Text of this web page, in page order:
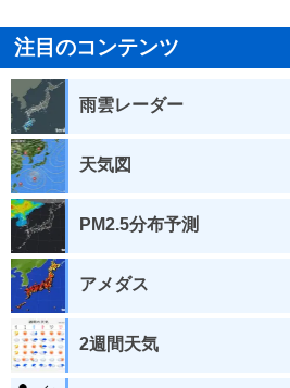
注目のコンテンツ
雨雲レーダー
天気図
PM2.5分布予測
アメダス
2週間天気